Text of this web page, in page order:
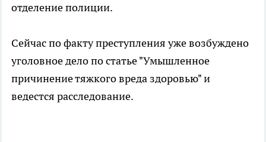
отделение полиции.
Сейчас по факту преступления уже возбуждено
уголовное дело по статье "Умышленное
причинение тяжкого вреда здоровью" и
ведестся расследование.